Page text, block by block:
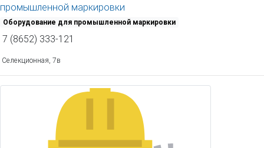
промышленной маркировки
Оборудование для промышленной маркировки
7 (8652) 333-121
Селекционная, 7в